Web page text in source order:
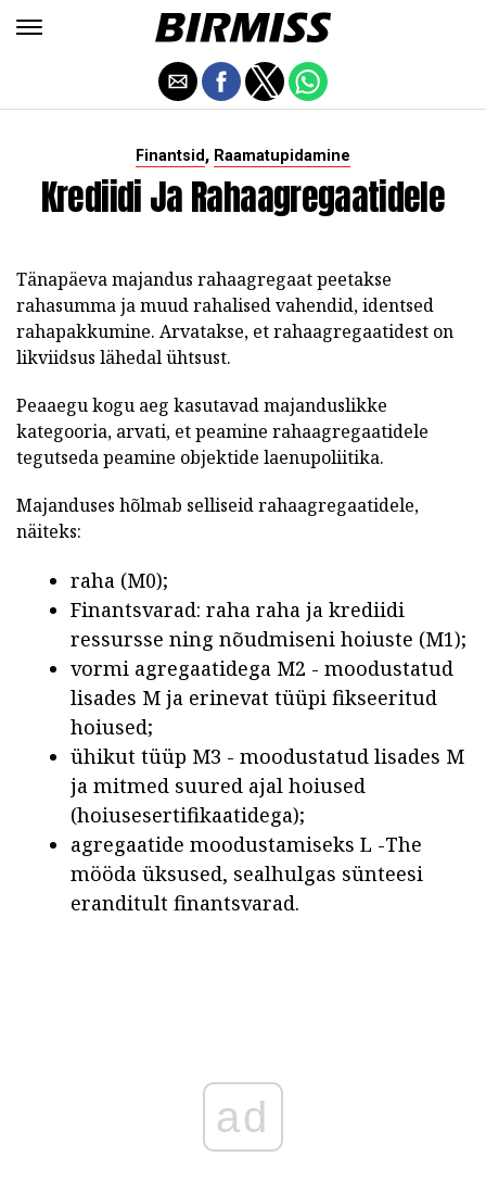
Finantsid, Raamatupidamine
Krediidi Ja Rahaagregaatidele
Tänapäeva majandus rahaagregaat peetakse
rahasumma ja muud rahalised vahendid, identsed
rahapakkumine. Arvatakse, et rahaagregaatidest on
likviidsus lähedal ühtsust.
Peaaegu kogu aeg kasutavad majanduslikke
kategooria, arvati, et peamine rahaagregaatidele
tegutseda peamine objektide laenupoliitika.
Majanduses hõlmab selliseid rahaagregaatidele,
näiteks:
raha (M0);
Finantsvarad: raha raha ja krediidi
ressursse ning nõudmiseni hoiuste (M1);
vormi agregaatidega M2 - moodustatud
lisades M ja erinevat tüüpi fikseeritud
hoiused;
ühikut tüüp M3 - moodustatud lisades M
ja mitmed suured ajal hoiused
(hoiusesertifikaatidega);
agregaatide moodustamiseks L -The
mööda üksused, sealhulgas sünteesi
eranditult finantsvarad.
ad